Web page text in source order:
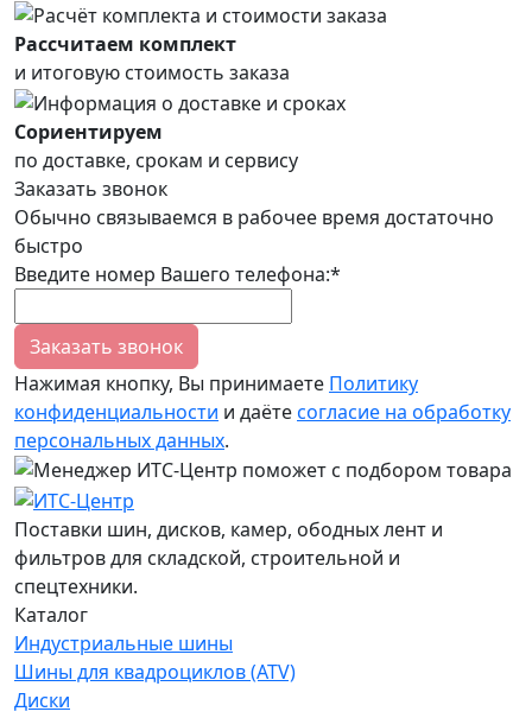
Рассчитаем комплект
и итоговую стоимость заказа
Сориентируем
по доставке, срокам и сервису
Заказать звонок
Обычно связываемся в рабочее время достаточно
быстро
Введите номер Вашего телефона:*
Заказать звонок
Нажимая кнопку, Вы принимаете Политику
конфиденциальности и даётесогласие на обработку
персональных данных.
Поставки шин, дисков, камер, ободных лент и
фильтров для складской, строительной и
спецтехники.
Каталог
Индустриальные шины
Шины для квадроциклов (ATV)
Диски